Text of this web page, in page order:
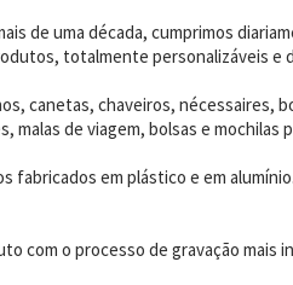
de uma década, cumprimos
totalmente personalizáveis e
canetas, chaveiros, nécessaires,
de viagem, bolsas e mochilas
em plástico e em
com o processo de gravação